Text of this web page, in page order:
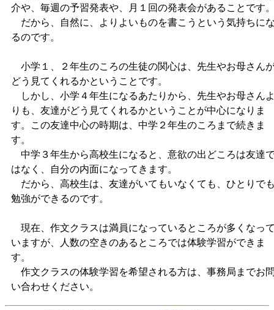
介や、毎週の予習発表や、月１回の発表会があることです
だから、自然に、よりよいものを書こうという気持ちに
るのです。
小学１、２年生のころの生徒の関心は、先生やお母さん
どう見てくれるかということです。
しかし、小学４年生になるあたりから、先生やお母さん
りも、友達がどう見てくれるかということが中心になりま
す。この友達中心の時期は、中学２年生のころまで続きま
す。
中学３年生から高校生になると、意欲の出どころは友達
はなく、自分の内面になってきます。
だから、高校生は、友達がいてもいなくても、ひとりで
勉強ができるのです。
現在、作文クラスは満員になっているところが多くなっ
いますが、人数の空きのあるところでは体験学習ができま
す。
作文クラスの体験学習を希望される方は、事務局までお
い合わせください。